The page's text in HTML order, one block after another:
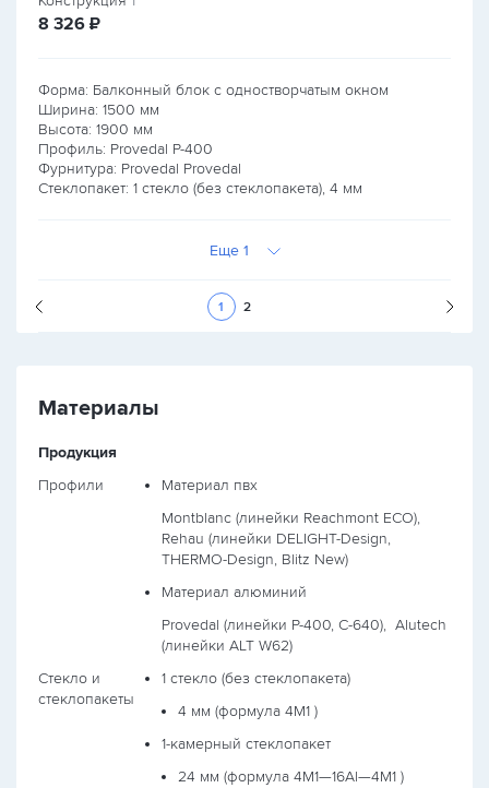
8 326 руб.
₽
Форма: Балконный блок с одностворчатым окном
Ширина: 1500 мм
Высота: 1900 мм
Профиль: Provedal P-400
Фурнитура: Provedal Provedal
Стеклопакет: 1 стекло (без стеклопакета), 4 мм
Еще 1
1 2
Следующая
Материалы
Продукция
Профили
Материал пвх
Montblanc (линейки Reachmont ECO),
Rehau (линейки DELIGHT-Design,
THERMO-Design, Blitz New)
Материал алюминий
Provedal (линейки P-400, С-640), Alutech
(линейки ALT W62)
Стекло и
стеклопакеты
1 стекло (без стеклопакета)
4 мм (формула 4М1 )
1-камерный стеклопакет
24 мм (формула 4М1—16Al—4М1 )